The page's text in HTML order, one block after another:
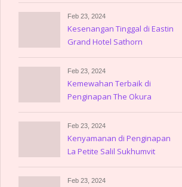
Feb 23, 2024
Kesenangan Tinggal di Eastin
Grand Hotel Sathorn
Feb 23, 2024
Kemewahan Terbaik di
Penginapan The Okura
Prestige Bangkok
Feb 23, 2024
Kenyamanan di Penginapan
La Petite Salil Sukhumvit
Thonglor
Feb 23, 2024